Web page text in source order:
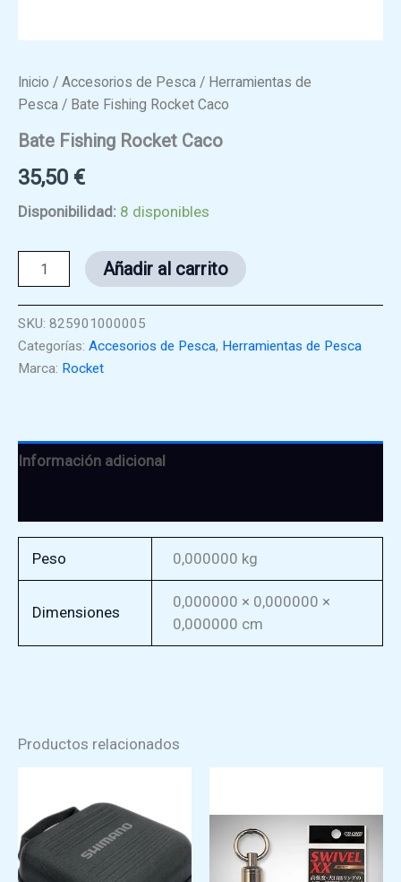
Inicio / Accesorios de Pesca / Herramientas de
Pesca / Bate Fishing Rocket Caco
Bate Fishing Rocket Caco
35,50 €
Disponibilidad: 8 disponibles
Fishing
cantidad
Añadir al carrito
SKU: 825901000005
Categorías: Accesorios de Pesca, Herramientas de Pesca
Marca: Rocket
Información adicional
Peso 0,000000 kg
Dimensiones
0,000000 × 0,000000 ×
0,000000 cm
Productos relacionados